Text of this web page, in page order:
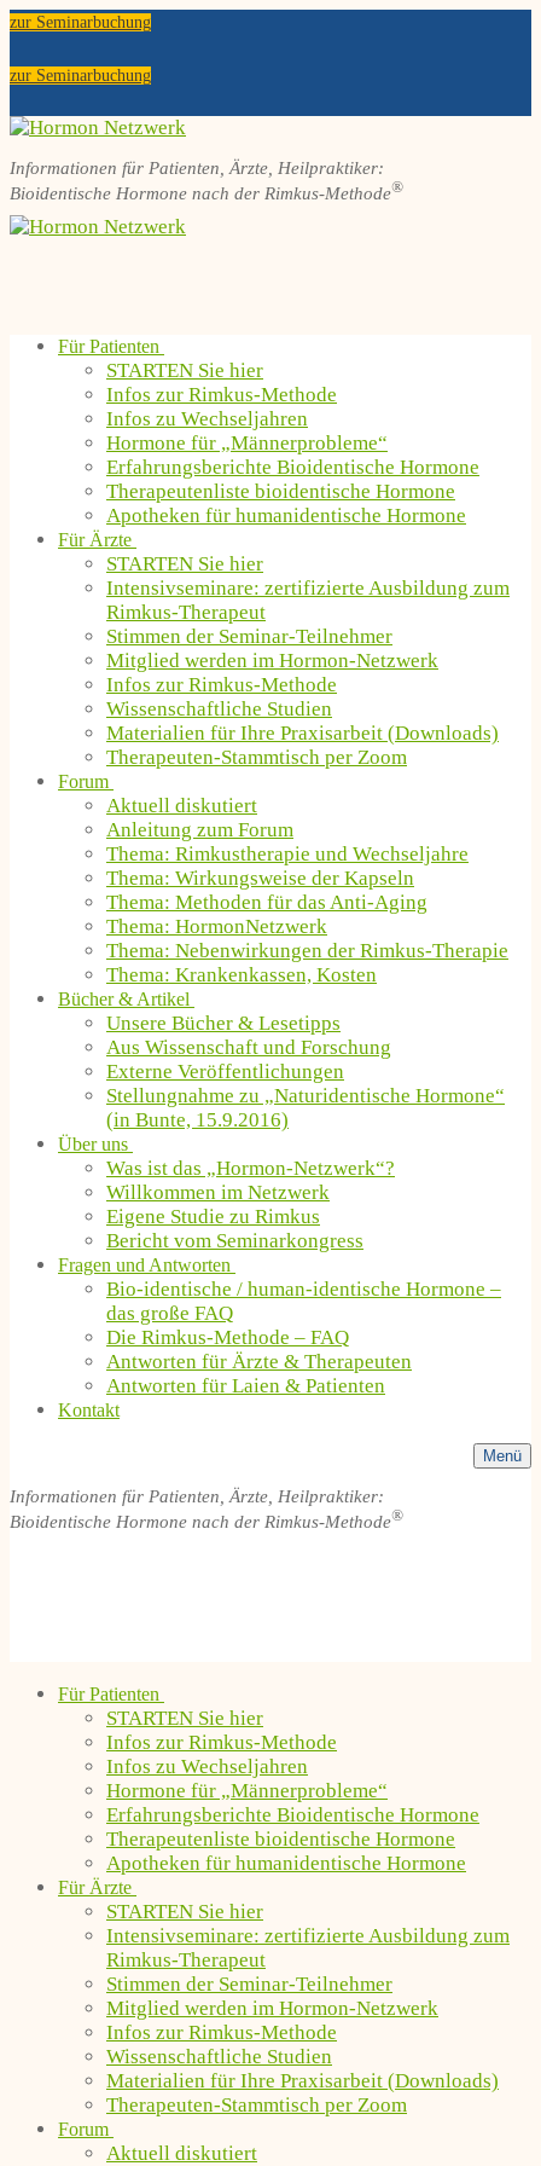
Zum
springen
Menü
Schließen
zur Seminarbuchung
zur Seminarbuchung
Informationen für Patienten, Ärzte, Heilpraktiker:
Bioidentische Hormone nach der Rimkus-Methode®
Für Patienten
STARTEN Sie hier
Infos zur Rimkus-Methode
Infos zu Wechseljahren
Hormone für „Männerprobleme“
Erfahrungsberichte Bioidentische Hormone
Therapeutenliste bioidentische Hormone
Apotheken für humanidentische Hormone
Für Ärzte
STARTEN Sie hier
Intensivseminare: zertifizierte Ausbildung zum
Rimkus-Therapeut
Stimmen der Seminar-Teilnehmer
Mitglied werden im Hormon-Netzwerk
Infos zur Rimkus-Methode
Wissenschaftliche Studien
Materialien für Ihre Praxisarbeit (Downloads)
Therapeuten-Stammtisch per Zoom
Forum
Aktuell diskutiert
Anleitung zum Forum
Thema: Rimkustherapie und Wechseljahre
Thema: Wirkungsweise der Kapseln
Thema: Methoden für das Anti-Aging
Thema: HormonNetzwerk
Thema: Nebenwirkungen der Rimkus-Therapie
Thema: Krankenkassen, Kosten
Bücher & Artikel
Unsere Bücher & Lesetipps
Aus Wissenschaft und Forschung
Externe Veröffentlichungen
Stellungnahme zu „Naturidentische Hormone“
(in Bunte, 15.9.2016)
Über uns
Was ist das „Hormon-Netzwerk“?
Willkommen im Netzwerk
Eigene Studie zu Rimkus
Bericht vom Seminarkongress
Fragen und Antworten
Bio-identische / human-identische Hormone –
das große FAQ
Die Rimkus-Methode – FAQ
Antworten für Ärzte & Therapeuten
Antworten für Laien & Patienten
Kontakt
Menü
Informationen für Patienten, Ärzte, Heilpraktiker:
Bioidentische Hormone nach der Rimkus-Methode®
Für Patienten
STARTEN Sie hier
Infos zur Rimkus-Methode
Infos zu Wechseljahren
Hormone für „Männerprobleme“
Erfahrungsberichte Bioidentische Hormone
Therapeutenliste bioidentische Hormone
Apotheken für humanidentische Hormone
Für Ärzte
STARTEN Sie hier
Intensivseminare: zertifizierte Ausbildung zum
Rimkus-Therapeut
Stimmen der Seminar-Teilnehmer
Mitglied werden im Hormon-Netzwerk
Infos zur Rimkus-Methode
Wissenschaftliche Studien
Materialien für Ihre Praxisarbeit (Downloads)
Therapeuten-Stammtisch per Zoom
Forum
Aktuell diskutiert